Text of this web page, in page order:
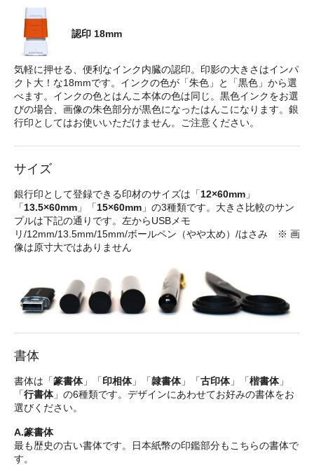
認印 18mm
気軽に押せる、便利なインク内臓の認印。印影の大きさはインパ
クト大！な18mmです。インクの色が「朱色」と「黒色」から選
べます。インクの色とはんこ本体の色は同じ。黒色インクをお選
びの場合、画像の朱色部分が黒色になったはんこになります。銀
行印としてはお使いいただけません。ご注意ください。
サイズ
銀行印として登録できる印材のサイズは「12×60mm 」
「13.5×60mm 」「15×60mm 」の3種類です。大きさ比較のサン
プルは下記の通りです。左からUSBメモ
リ/12mm/13.5mm/15mm/ボールペン（やや太め）/はさみ ※ 画
像は原寸大ではありません
書体
書体は「篆書体」「印相体」「隷書体」「古印体」「楷書体」
「行書体」の6種類です。デザインにあわせてお好みの書体をお
選びください。
A.篆書体
最も歴史の古い書体です。日本紙幣の印鑑部分もこちらの書体で
す。